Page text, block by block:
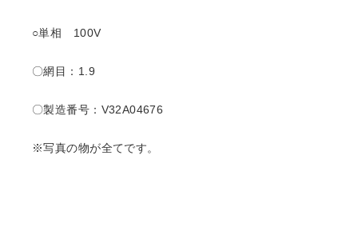
○単相 100V
〇網目：1.9
〇製造番号：V32A04676
※写真の物が全てです。